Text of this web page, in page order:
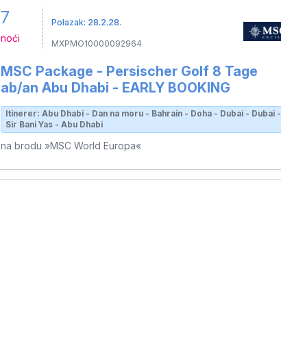
7
noći
MSC Package - Persischer Golf 8 Tage
ab/an Abu Dhabi - EARLY BOOKING
Itinerer: Abu Dhabi - Dan na moru - Bahrain - Doha - Dubai - Dubai -
Sir Bani Yas - Abu Dhabi
na brodu »MSC World Europa«
Polazak: 28.2.28.
MXPMO10000092964